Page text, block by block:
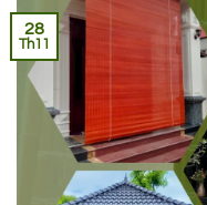
28
Th11